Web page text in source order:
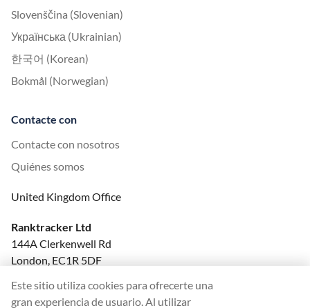
Slovenščina (Slovenian)
Українська (Ukrainian)
한국어 (Korean)
Bokmål (Norwegian)
Contacte con
Contacte con nosotros
Quiénes somos
United Kingdom Office
Ranktracker Ltd
144A Clerkenwell Rd
London, EC1R 5DF
felix@ranktracker.com
Este sitio utiliza cookies para ofrecerte una
gran experiencia de usuario. Al utilizar